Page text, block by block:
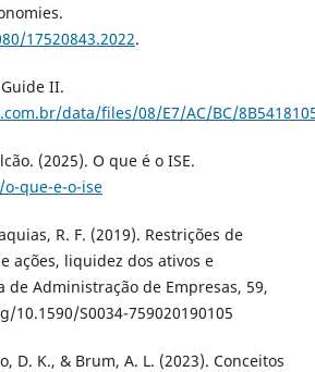
17520843.2022.
II.
data/files/08/E7/AC/BC/
(2025). O que é o ISE.
que-e-o-ise
R. F. (2019). Restrições de
ações, liquidez dos ativos e
de Administração de Empresas, 59,
10.1590/S0034-759020190105
D. K., & Brum, A. L. (2023). Conceitos